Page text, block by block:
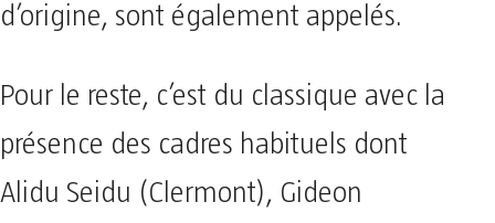
d’origine, sont également appelés.
Pour le reste, c’est du classique avec la
présence des cadres habituels dont
Alidu Seidu (Clermont), Gideon